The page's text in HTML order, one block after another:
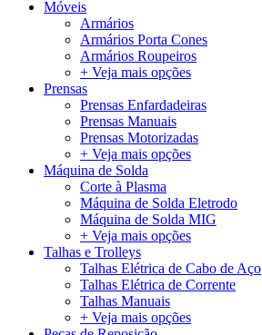
Móveis
Armários
Armários Porta Cones
Armários Roupeiros
+ Veja mais opções
Prensas
Prensas Enfardadeiras
Prensas Manuais
Prensas Motorizadas
+ Veja mais opções
Máquina de Solda
Corte à Plasma
Máquina de Solda Eletrodo
Máquina de Solda MIG
+ Veja mais opções
Talhas e Trolleys
Talhas Elétrica de Cabo de Aço
Talhas Elétrica de Corrente
Talhas Manuais
+ Veja mais opções